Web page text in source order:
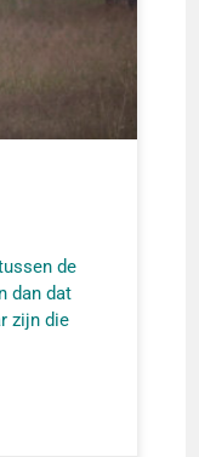
de
dan dat
zijn die